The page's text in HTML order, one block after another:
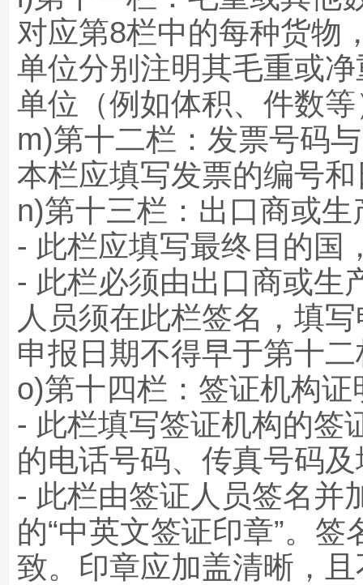
对应第8栏中的每种货物
单位分别注明其毛重或
单位（例如体积、件数
m)第十二栏：发票号码
本栏应填写发票的编号
n)第十三栏：出口商或生
- 此栏应填写最终目的国
- 此栏必须由出口商或生
人员须在此栏签名，填
申报日期不得早于第十
o)第十四栏：签证机构证
- 此栏填写签证机构的签
的电话号码、传真号码
- 此栏由签证人员签名并
的“中英文签证印章”。
致。印章应加盖清晰，